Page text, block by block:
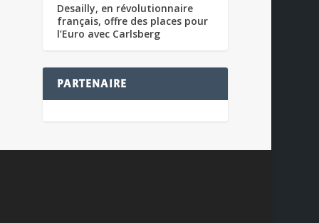
Desailly, en révolutionnaire
français, offre des places pour
l’Euro avec Carlsberg
PARTENAIRE